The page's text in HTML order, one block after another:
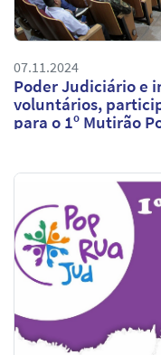
07.11.2024
Poder Judiciário e
voluntários,
para o 1º Mutirão